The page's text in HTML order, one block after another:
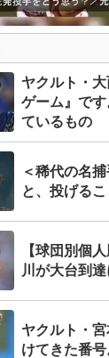
ヤクルト・
ゲーム』で
ているもの
＜稀代の名
と、投げる
【球団別個
川が大台到
ヤクルト・
けてきた番